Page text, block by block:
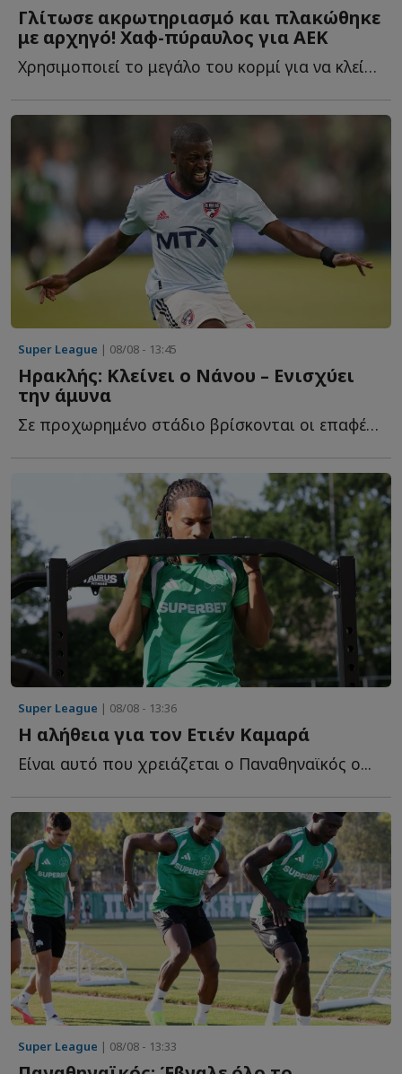
Γλίτωσε ακρωτηριασμό και πλακώθηκε
με αρχηγό! Χαφ-πύραυλος για ΑΕΚ
Χρησιμοποιεί το μεγάλο του κορμί για να κλείσει χώρους, ν...
Super League | 08/08 - 13:45
Ηρακλής: Κλείνει ο Νάνου – Ενισχύει
την άμυνα
Σε προχωρημένο στάδιο βρίσκονται οι επαφές του Ηρακλή μ...
Super League | 08/08 - 13:36
Η αλήθεια για τον Ετιέν Καμαρά
Είναι αυτό που χρειάζεται ο Παναθηναϊκός ο...
Super League | 08/08 - 13:33